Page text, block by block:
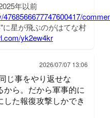
年以前
4768566677747600417/
星が飛ぶのがはてな村
yk2ew4kr
2026/07/07 13:06
じ事をやり返せな
ら。だから軍事的に
た報復攻撃しかでき